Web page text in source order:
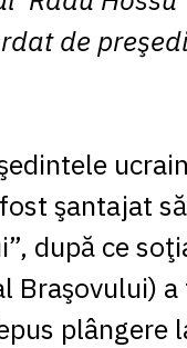
de
şantajat
după ce
Braşovului)
plângere